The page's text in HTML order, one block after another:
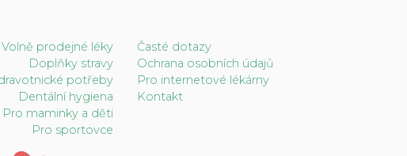
Volně prodejné léky
Doplňky stravy
potřeby
Dentální hygiena
Pro maminky a děti
Pro sportovce
Časté dotazy
Ochrana osobních údajů
Pro internetové lékárny
Kontakt